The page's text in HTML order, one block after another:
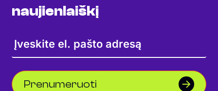
naujienlaiškį
Prenumeruoti